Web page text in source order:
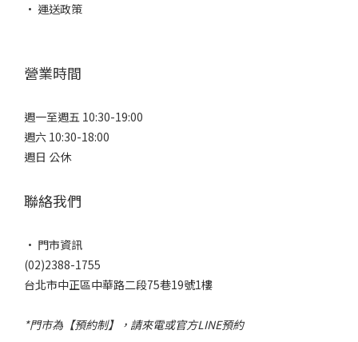
• 運送政策
營業時間
週一至週五 10:30-19:00
週六 10:30-18:00
週日 公休
聯絡我們
• 門市資訊
(02)2388-1755
台北市中正區中華路二段75巷19號1樓
*門市為【預約制】，請來電或官方LINE預約